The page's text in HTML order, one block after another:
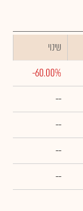
שינוי
-60.00%
--
--
--
--